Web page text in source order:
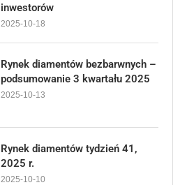
inwestorów
2025-10-18
Rynek diamentów bezbarwnych –
podsumowanie 3 kwartału 2025
2025-10-13
Rynek diamentów tydzień 41,
2025 r.
2025-10-10